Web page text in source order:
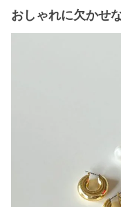
おしゃれに欠かせ